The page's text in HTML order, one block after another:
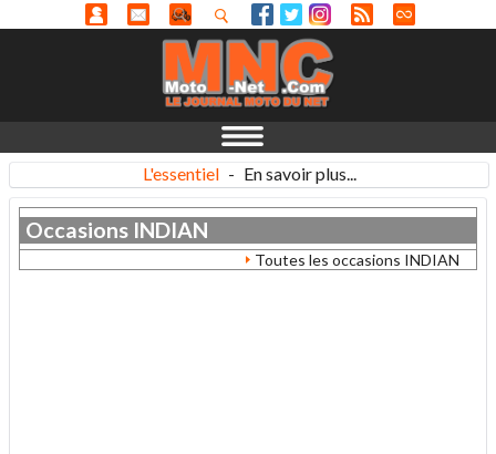
L'essentiel - En savoir plus...
Occasions INDIAN
Toutes les occasions INDIAN